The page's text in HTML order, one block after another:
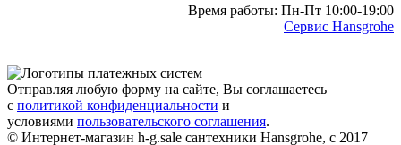
Время работы: Пн-Пт 10:00-19:00
Сервис Hansgrohe
Отправляя любую форму на сайте, Вы соглашаетесь
с политикой конфиденциальности и
условиями пользовательского соглашения.
© Интернет-магазин h-g.sale сантехники Hansgrohe, с 2017